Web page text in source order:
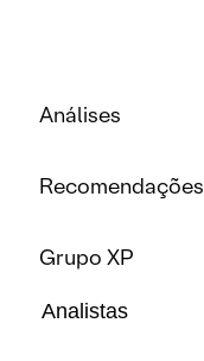
Análises
Recomendações
Grupo XP
Analistas